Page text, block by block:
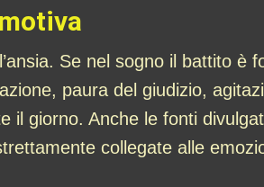
Se nel sogno il battito è
paura del giudizio,
il giorno. Anche le fonti
collegate alle